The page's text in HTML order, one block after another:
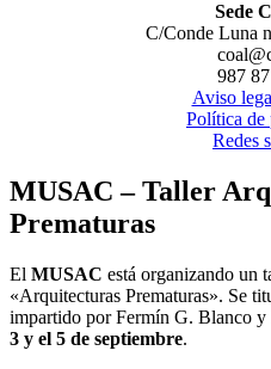
Sede
C/Conde Luna
987
Aviso
Política de
Redes
MUSAC – Taller
Prematuras
El MUSAC está organizando un
«Arquitecturas Prematuras». Se
impartido por Fermín G. Blanco
3 y el 5 de septiembre.